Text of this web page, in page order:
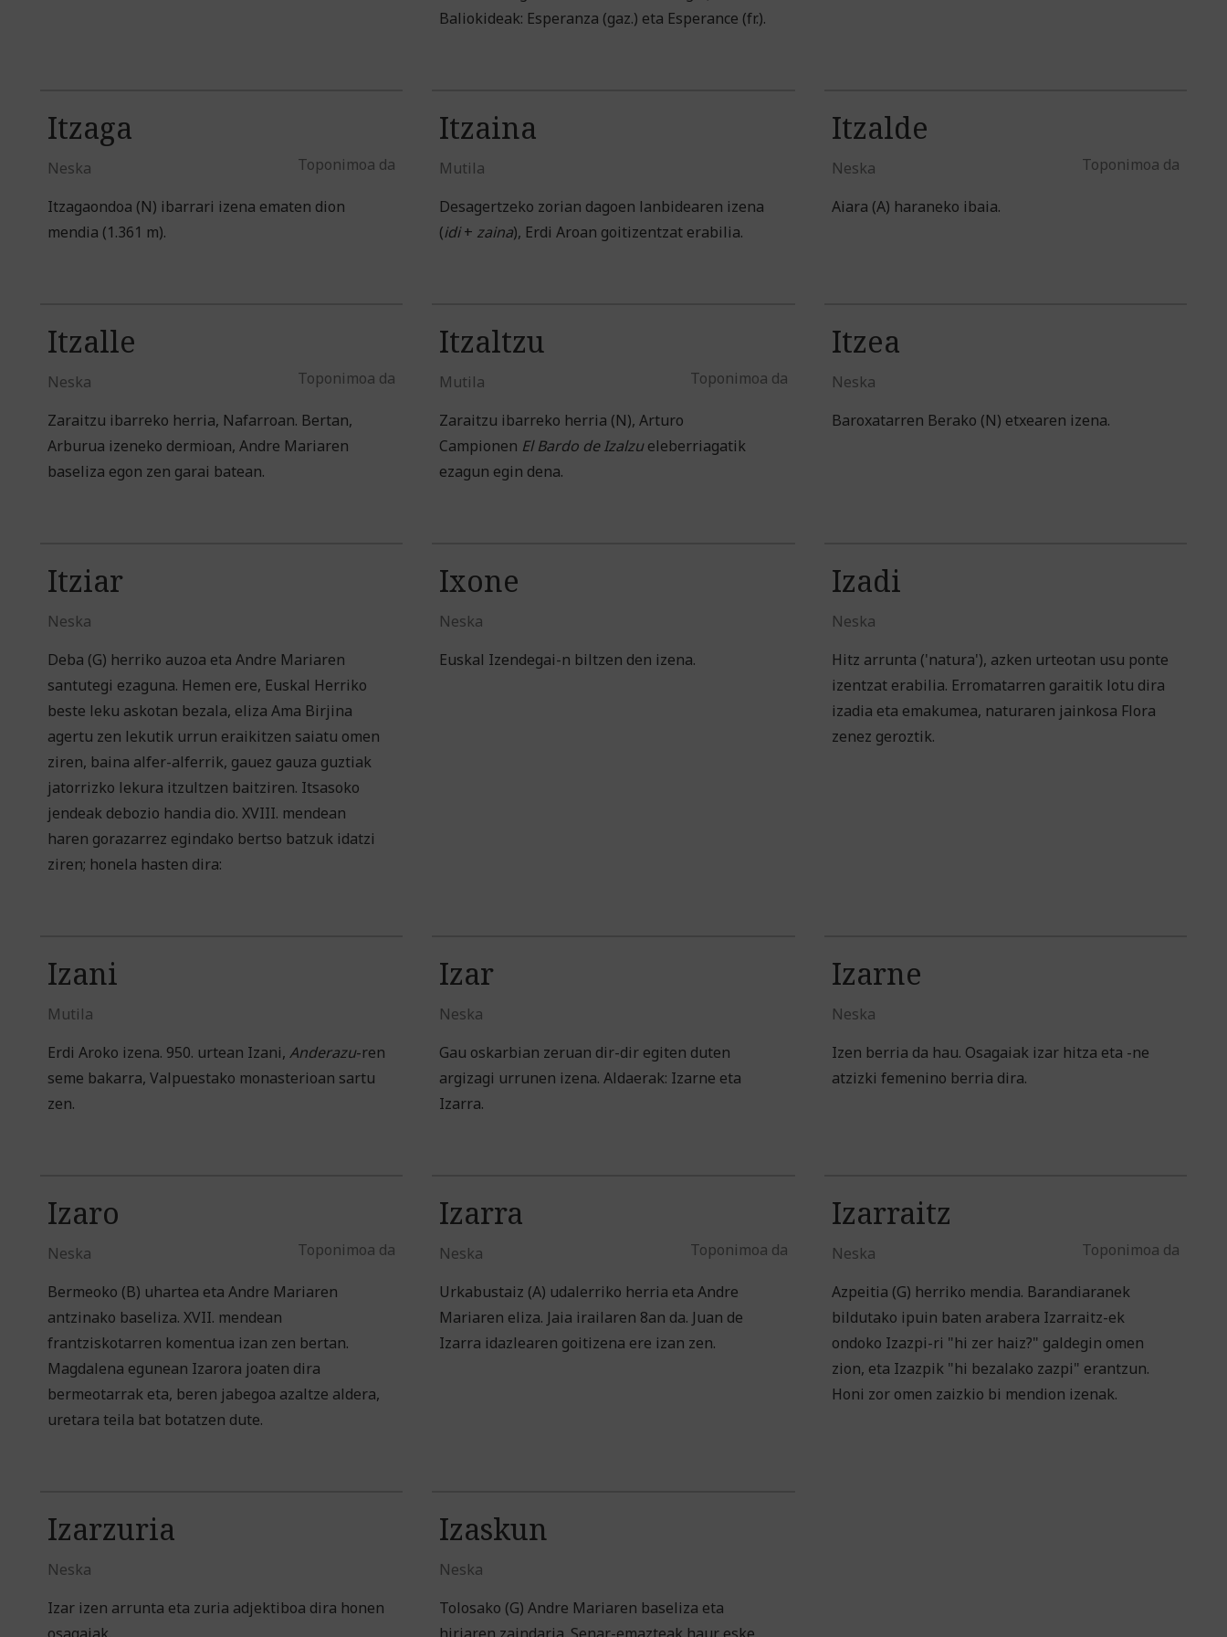
Baliokideak: Esperanza (gaz.) eta Esperance (fr.).
Itzaga
Neska Toponimoa da
Itzagaondoa (N) ibarrari izena ematen dion
mendia (1.361 m).
Itzaina
Mutila
Desagertzeko zorian dagoen lanbidearen izena
(idi+ zaina), Erdi Aroan goitizentzat erabilia.
Itzalde
Neska Toponimoa da
Aiara (A) haraneko ibaia.
Itzalle
Neska Toponimoa da
Zaraitzu ibarreko herria, Nafarroan. Bertan,
Arburua izeneko dermioan, Andre Mariaren
baseliza egon zen garai batean.
Itzaltzu
Mutila Toponimoa da
Zaraitzu ibarreko herria (N), Arturo
Campionen El Bardo de Izalzueleberriagatik
ezagun egin dena.
Itzea
Neska
Baroxatarren Berako (N) etxearen izena.
Itziar
Neska
Deba (G) herriko auzoa eta Andre Mariaren
santutegi ezaguna. Hemen ere, Euskal Herriko
beste leku askotan bezala, eliza Ama Birjina
agertu zen lekutik urrun eraikitzen saiatu omen
ziren, baina alfer-alferrik, gauez gauza guztiak
jatorrizko lekura itzultzen baitziren. Itsasoko
jendeak debozio handia dio. XVIII. mendean
haren gorazarrez egindako bertso batzuk idatzi
ziren; honela hasten dira:
Ixone
Neska
Euskal Izendegai-n biltzen den izena.
Izadi
Neska
Hitz arrunta ('natura'), azken urteotan usu ponte
izentzat erabilia. Erromatarren garaitik lotu dira
izadia eta emakumea, naturaren jainkosa Flora
zenez geroztik.
Izani
Mutila
Erdi Aroko izena. 950. urtean Izani, Anderazu-ren
seme bakarra, Valpuestako monasterioan sartu
zen.
Izar
Neska
Gau oskarbian zeruan dir-dir egiten duten
argizagi urrunen izena. Aldaerak: Izarne eta
Izarra.
Izarne
Neska
Izen berria da hau. Osagaiak izar hitza eta -ne
atzizki femenino berria dira.
Izaro
Neska Toponimoa da
Bermeoko (B) uhartea eta Andre Mariaren
antzinako baseliza. XVII. mendean
frantziskotarren komentua izan zen bertan.
Magdalena egunean Izarora joaten dira
bermeotarrak eta, beren jabegoa azaltze aldera,
uretara teila bat botatzen dute.
Izarra
Neska Toponimoa da
Urkabustaiz (A) udalerriko herria eta Andre
Mariaren eliza. Jaia irailaren 8an da. Juan de
Izarra idazlearen goitizena ere izan zen.
Izarraitz
Neska Toponimoa da
Azpeitia (G) herriko mendia. Barandiaranek
bildutako ipuin baten arabera Izarraitz-ek
ondoko Izazpi-ri "hi zer haiz?" galdegin omen
zion, eta Izazpik "hi bezalako zazpi" erantzun.
Honi zor omen zaizkio bi mendion izenak.
Izarzuria
Neska
Izar izen arrunta eta zuria adjektiboa dira honen
Izaskun
Neska
Tolosako (G) Andre Mariaren baseliza eta